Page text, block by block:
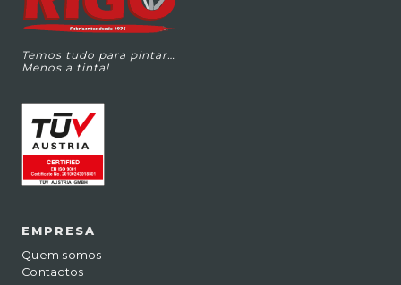
Temos tudo para pintar…
Menos a tinta!
EMPRESA
Quem somos
Contactos